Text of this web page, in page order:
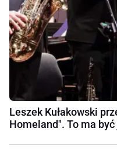
Leszek Kułakowski
Homeland". To ma